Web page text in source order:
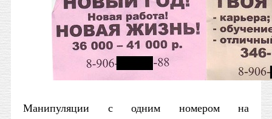
Манипуляции с одним номером на